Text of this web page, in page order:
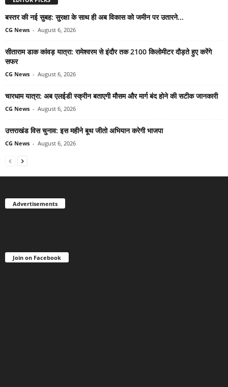
बस्तर की नई सुबह: सुरक्षा के साथ ही अब विकास को जमीन पर उतारने...
CG News - August 6, 2026
सीताराम डाक कांवड़ यात्रा: रामेश्वरम से इंदौर तक 2100 किलोमीटर दौड़ते हुए करेंगे
सफर
CG News - August 6, 2026
चारधाम यात्रा: अब एलईडी स्क्रीन बताएगी मौसम और मार्ग बंद होने की सटीक जानकारी
CG News - August 6, 2026
उत्तराखंड विस चुनाव: इस महीने बूथ जीतो अभियान करेगी भाजपा
CG News - August 6, 2026
Advertisements
Join on Facebook